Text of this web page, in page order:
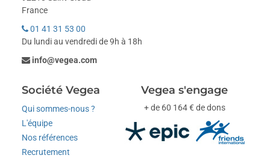
France
01 41 31 53 00
Du lundi au vendredi de 9h à 18h
info@vegea.com
Société Vegea
Qui sommes-nous ?
L'équipe
Nos références
Recrutement
Vegea s'engage
+ de 60 164 € de dons